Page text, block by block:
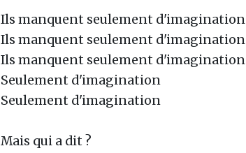
Ils manquent seulement d'imagination
Ils manquent seulement d'imagination
Ils manquent seulement d'imagination
Seulement d'imagination
Seulement d'imagination
Mais qui a dit ?